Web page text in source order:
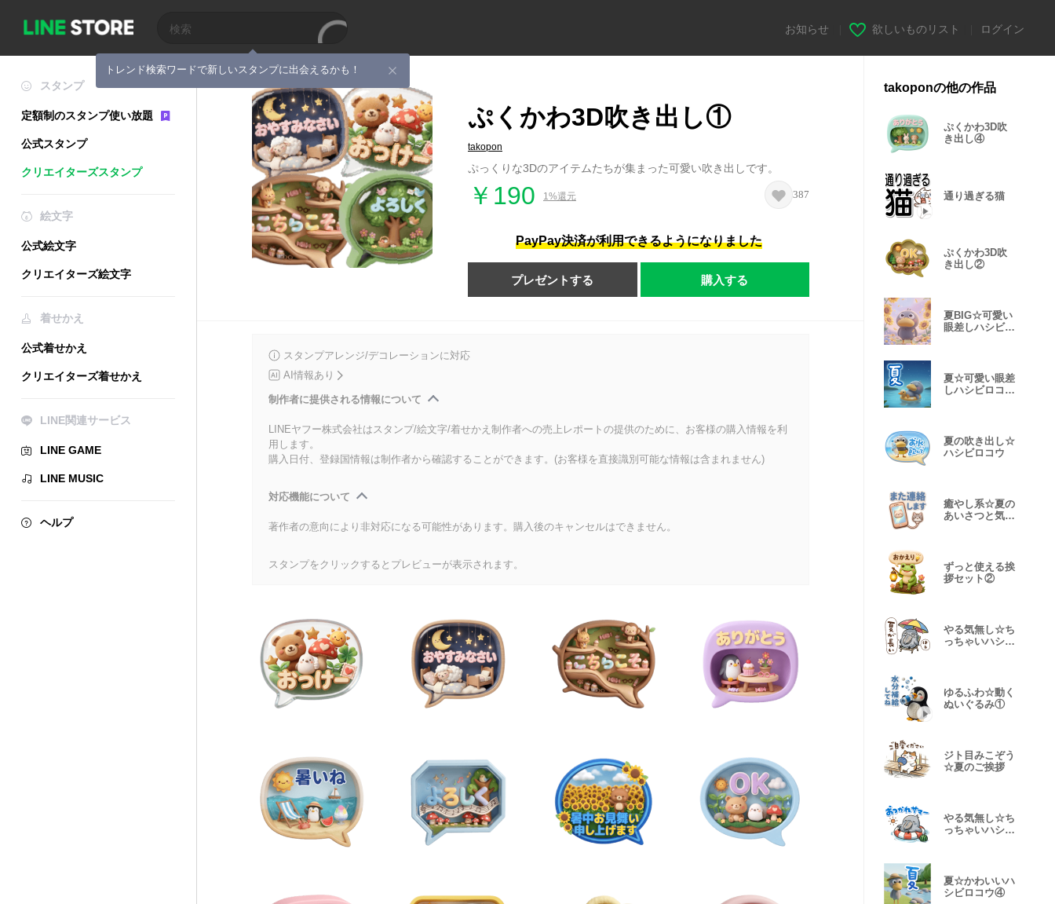
トレンド検索ワードで新しいスタンプに出会えるかも！
お知らせ 欲しいものリスト ログイン
スタンプ
定額制のスタンプ使い放題
公式スタンプ
クリエイターズスタンプ
絵文字
公式絵文字
クリエイターズ絵文字
着せかえ
公式着せかえ
クリエイターズ着せかえ
LINE関連サービス
LINE GAME
LINE MUSIC
ヘルプ
ぷくかわ3D吹き出し①
takopon
ぷっくりな3Dのアイテムたちが集まった可愛い吹き出しです。
￥190 1%還元 387
PayPay決済が利用できるようになりました
プレゼントする 購入する
スタンプアレンジ/デコレーションに対応
AI情報あり
制作者に提供される情報について
LINEヤフー株式会社はスタンプ/絵文字/着せかえ制作者への売上レポートの提供のために、お客様の購入情報を利
用します。
購入日付、登録国情報は制作者から確認することができます。(お客様を直接識別可能な情報は含まれません)
対応機能について
著作者の意向により非対応になる可能性があります。購入後のキャンセルはできません。
スタンプをクリックするとプレビューが表示されます。
takoponの他の作品
ぷくかわ3D吹
き出し④
通り過ぎる猫
ぷくかわ3D吹
き出し②
夏BIG☆可愛い
眼差しハシビロ
夏☆可愛い眼差
しハシビロコウ
夏の吹き出し☆
ハシビロコウ
癒やし系☆夏の
あいさつと気遣
ずっと使える挨
拶セット②
やる気無し☆ち
っちゃいハシビ
ゆるふわ☆動く
ぬいぐるみ①
ジト目みこぞう
☆夏のご挨拶
やる気無し☆ち
っちゃいハシビ
夏☆かわいいハ
シビロコウ④